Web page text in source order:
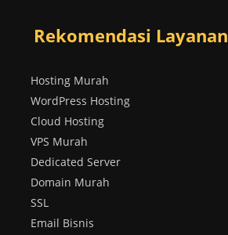
Rekomendasi Layanan
Hosting Murah
WordPress Hosting
Cloud Hosting
VPS Murah
Dedicated Server
Domain Murah
SSL
Email Bisnis